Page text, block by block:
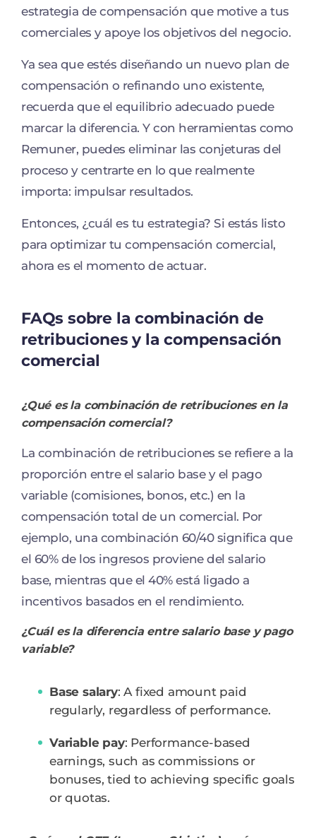
estrategia de compensación que motive a tus
comerciales y apoye los objetivos del negocio.
Ya sea que estés diseñando un nuevo plan de
compensación o refinando uno existente,
recuerda que el equilibrio adecuado puede
marcar la diferencia. Y con herramientas como
Remuner, puedes eliminar las conjeturas del
proceso y centrarte en lo que realmente
importa: impulsar resultados.
Entonces, ¿cuál es tu estrategia? Si estás listo
para optimizar tu compensación comercial,
ahora es el momento de actuar.
FAQs sobre la combinación de
retribuciones y la compensación
comercial
¿Qué es la combinación de retribuciones en la
compensación comercial?
La combinación de retribuciones se refiere a la
proporción entre el salario base y el pago
variable (comisiones, bonos, etc.) en la
compensación total de un comercial. Por
ejemplo, una combinación 60/40 significa que
el 60% de los ingresos proviene del salario
base, mientras que el 40% está ligado a
incentivos basados en el rendimiento.
¿Cuál es la diferencia entre salario base y pago
variable?
Base salary: A fixed amount paid
regularly, regardless of performance.
Variable pay: Performance-based
earnings, such as commissions or
bonuses, tied to achieving specific goals
or quotas.